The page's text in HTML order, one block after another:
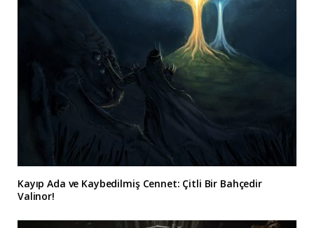
Kayıp Ada ve Kaybedilmiş Cennet: Çitli Bir Bahçedir
Valinor!